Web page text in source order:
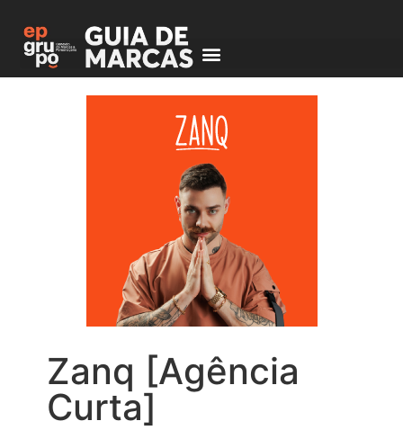
Zanq [Agência
Curta]